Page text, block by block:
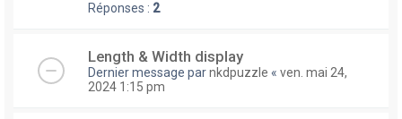
Réponses : 2
Length & Width display
Dernier message parnkdpuzzle « ven. mai 24,
2024 1:15 pm